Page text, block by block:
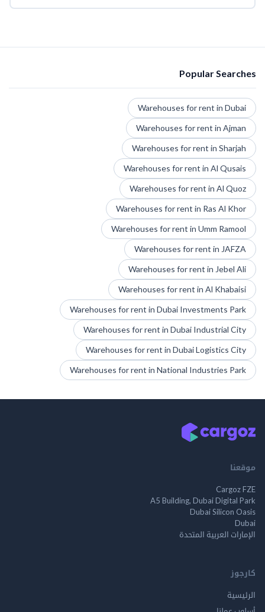
Popular Searches
Warehouses for rent in Dubai
Warehouses for rent in Ajman
Warehouses for rent in Sharjah
Warehouses for rent in Al Qusais
Warehouses for rent in Al Quoz
Warehouses for rent in Ras Al Khor
Warehouses for rent in Umm Ramool
Warehouses for rent in JAFZA
Warehouses for rent in Jebel Ali
Warehouses for rent in Al Khabaisi
Warehouses for rent in Dubai Investments Park
Warehouses for rent in Dubai Industrial City
Warehouses for rent in Dubai Logistics City
Warehouses for rent in National Industries Park
موقعنا
Cargoz FZE
A5 Building, Dubai Digital Park
Dubai Silicon Oasis
Dubai
الإمارات العربية المتحدة
كارجوز
الرئيسية